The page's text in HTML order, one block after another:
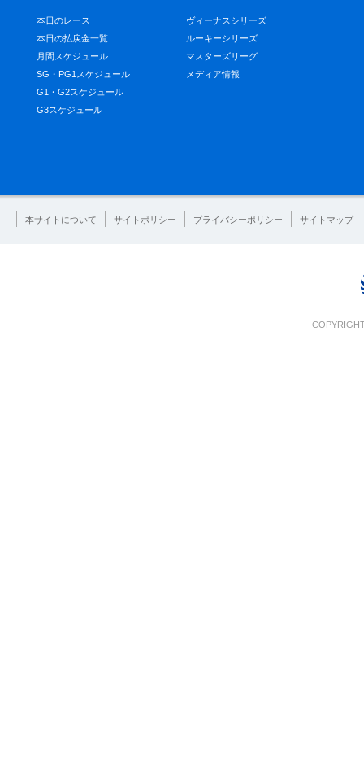
本日のレース
本日の払戻金一覧
月間スケジュール
SG・PG1スケジュール
G1・G2スケジュール
G3スケジュール
ヴィーナスシリーズ
ルーキーシリーズ
マスターズリーグ
メディア情報
本サイトについて サイトポリシー プライバシーポリシー サイトマップ